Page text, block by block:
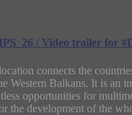
/ Video trailer for
connects the
Western Balkans. It is an
opportunities for
the development of the